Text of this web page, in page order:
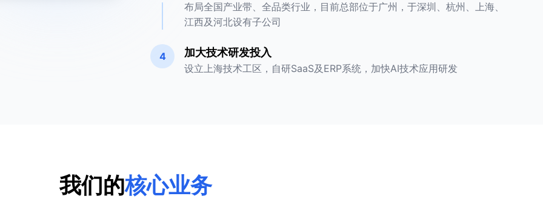
布局全国产业带、全品类行业，目前总部位于广州，于深圳、杭州、上海、
江西及河北设有子公司
4 加大技术研发投入
设立上海技术工区，自研SaaS及ERP系统，加快AI技术应用研发
我们的核心业务